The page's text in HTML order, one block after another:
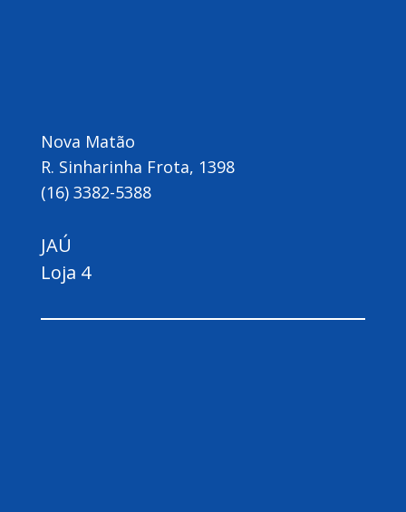
Nova Matão
R. Sinharinha Frota, 1398
(16) 3382-5388
JAÚ
Loja 4